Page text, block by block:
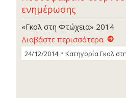
ενημέρωσης
«Γκολ στη Φτώχεια» 2014
Διαβάστε περισσότερα
24/12/2014 ΚατηγορίαΓκoλ